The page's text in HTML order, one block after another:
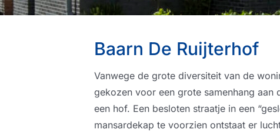
Baarn De Ruijterhof
Vanwege de grote diversiteit van de
gekozen voor een grote samenhang aan
een hof. Een besloten straatje in een
mansardekap te voorzien ontstaat er